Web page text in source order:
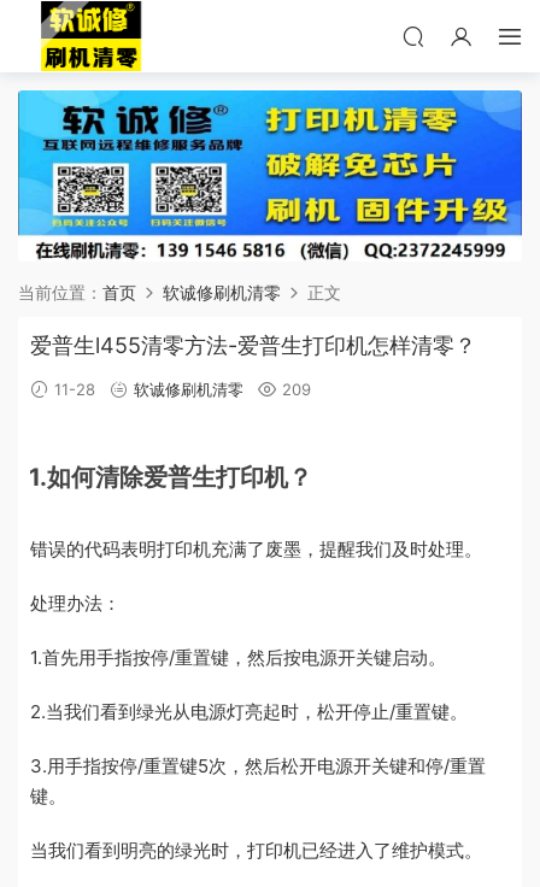
当前位置： 首页 软诚修刷机清零 正文
爱普生l455清零方法-爱普生打印机怎样清零？
11-28 软诚修刷机清零 209
1.如何清除爱普生打印机？
错误的代码表明打印机充满了废墨，提醒我们及时处理。
处理办法：
1.首先用手指按停/重置键，然后按电源开关键启动。
2.当我们看到绿光从电源灯亮起时，松开停止/重置键。
3.用手指按停/重置键5次，然后松开电源开关键和停/重置
键。
当我们看到明亮的绿光时，打印机已经进入了维护模式。